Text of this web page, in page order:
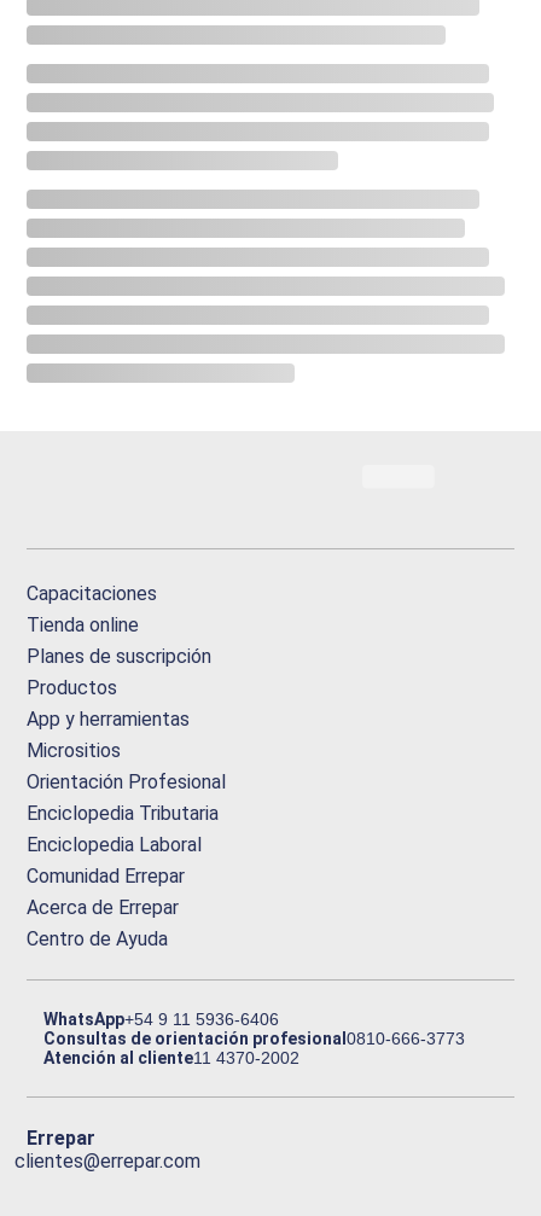
Capacitaciones
Tienda online
Planes de suscripción
Productos
App y herramientas
Micrositios
Orientación Profesional
Enciclopedia Tributaria
Enciclopedia Laboral
Comunidad Errepar
Acerca de Errepar
Centro de Ayuda
WhatsApp+54 9 11 5936-6406
Consultas de orientación profesional0810-666-3773
Atención al cliente11 4370-2002
Errepar
clientes@errepar.com